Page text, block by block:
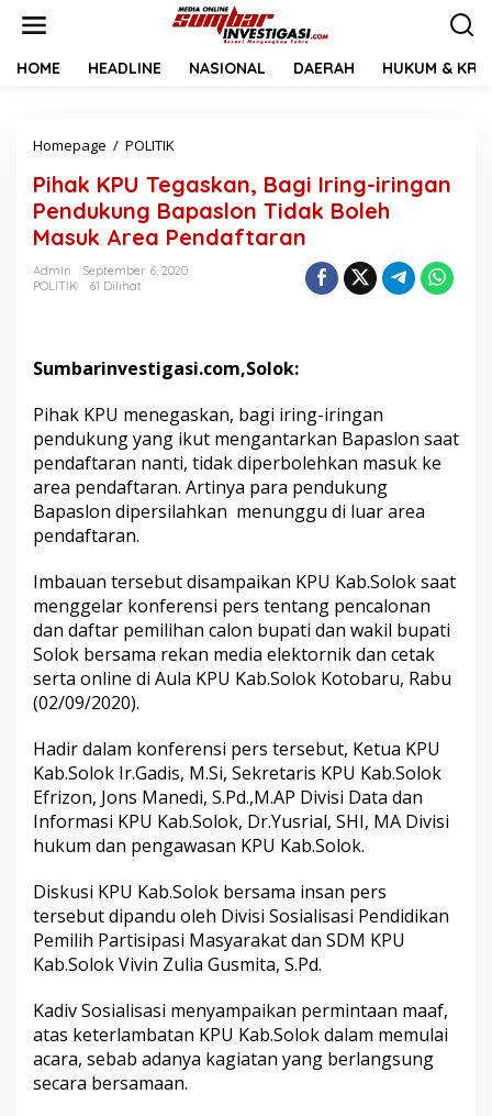
HOME HEADLINE NASIONAL DAERAH HUKUM &
Homepage / POLITIK
h
a
k
K
P
a
a
n
,
B
g
r
i
n
g
-
i
g
a
n
P
e
n
u
k
u
n
g
a
p
a
s
l
Pihak KPU Tegaskan, Bagi Iring-iringan
Pendukung Bapaslon Tidak Boleh
Masuk Area Pendaftaran
Admin
September 6, 2020
POLITIK
61 Dilihat
Sumbarinvestigasi.com,Solok:
Pihak KPU menegaskan, bagi iring-iringan
pendukung yang ikut mengantarkan Bapaslon saat
pendaftaran nanti, tidak diperbolehkan masuk ke
area pendaftaran. Artinya para pendukung
Bapaslon dipersilahkan menunggu di luar area
pendaftaran.
Imbauan tersebut disampaikan KPU Kab.Solok saat
menggelar konferensi pers tentang pencalonan
dan daftar pemilihan calon bupati dan wakil bupati
Solok bersama rekan media elektornik dan cetak
serta online di Aula KPU Kab.Solok Kotobaru, Rabu
(02/09/2020).
Hadir dalam konferensi pers tersebut, Ketua KPU
Kab.Solok Ir.Gadis, M.Si, Sekretaris KPU Kab.Solok
Efrizon, Jons Manedi, S.Pd.,M.AP Divisi Data dan
Informasi KPU Kab.Solok, Dr.Yusrial, SHI, MA Divisi
hukum dan pengawasan KPU Kab.Solok.
Diskusi KPU Kab.Solok bersama insan pers
tersebut dipandu oleh Divisi Sosialisasi Pendidikan
Pemilih Partisipasi Masyarakat dan SDM KPU
Kab.Solok Vivin Zulia Gusmita, S.Pd.
Kadiv Sosialisasi menyampaikan permintaan maaf,
atas keterlambatan KPU Kab.Solok dalam memulai
acara, sebab adanya kagiatan yang berlangsung
secara bersamaan.